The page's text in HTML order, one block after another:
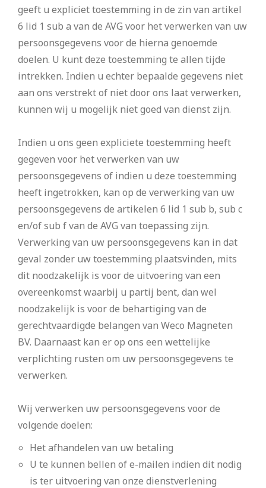
geeft u expliciet toestemming in de zin van artikel
6 lid 1 sub a van de AVG voor het verwerken van uw
persoonsgegevens voor de hierna genoemde
doelen. U kunt deze toestemming te allen tijde
intrekken. Indien u echter bepaalde gegevens niet
aan ons verstrekt of niet door ons laat verwerken,
kunnen wij u mogelijk niet goed van dienst zijn.
Indien u ons geen expliciete toestemming heeft
gegeven voor het verwerken van uw
persoonsgegevens of indien u deze toestemming
heeft ingetrokken, kan op de verwerking van uw
persoonsgegevens de artikelen 6 lid 1 sub b, sub c
en/of sub f van de AVG van toepassing zijn.
Verwerking van uw persoonsgegevens kan in dat
geval zonder uw toestemming plaatsvinden, mits
dit noodzakelijk is voor de uitvoering van een
overeenkomst waarbij u partij bent, dan wel
noodzakelijk is voor de behartiging van de
gerechtvaardigde belangen van Weco Magneten
BV. Daarnaast kan er op ons een wettelijke
verplichting rusten om uw persoonsgegevens te
verwerken.
Wij verwerken uw persoonsgegevens voor de
volgende doelen:
Het afhandelen van uw betaling
U te kunnen bellen of e-mailen indien dit nodig
is ter uitvoering van onze dienstverlening